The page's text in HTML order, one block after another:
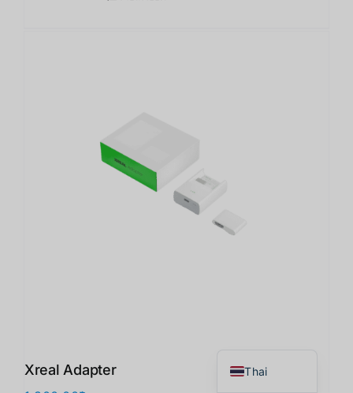
Xreal Adapter Thai